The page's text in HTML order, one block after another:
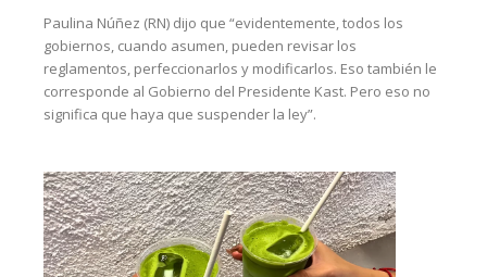
Paulina Núñez (RN) dijo que “evidentemente, todos los
gobiernos, cuando asumen, pueden revisar los
reglamentos, perfeccionarlos y modificarlos. Eso también le
corresponde al Gobierno del Presidente Kast. Pero eso no
significa que haya que suspender la ley”.